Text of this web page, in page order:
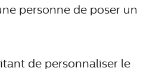
personne de poser un
de personnaliser le